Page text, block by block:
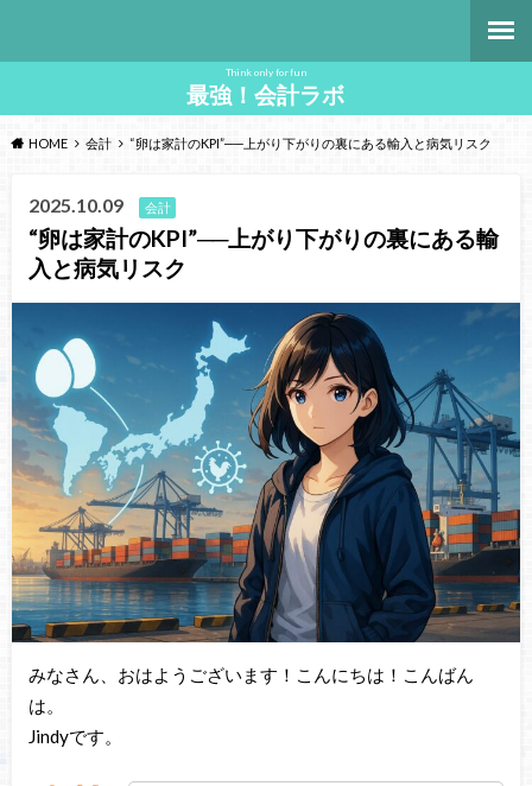
Think only for fun
最強！会計ラボ
HOME 会計 “卵は家計のKPI”──上がり下がりの裏にある輸入と病気リスク
2025.10.09 会計
“卵は家計のKPI”──上がり下がりの裏にある輸
入と病気リスク
みなさん、おはようございます！こんにちは！こんばん
は。
Jindyです。